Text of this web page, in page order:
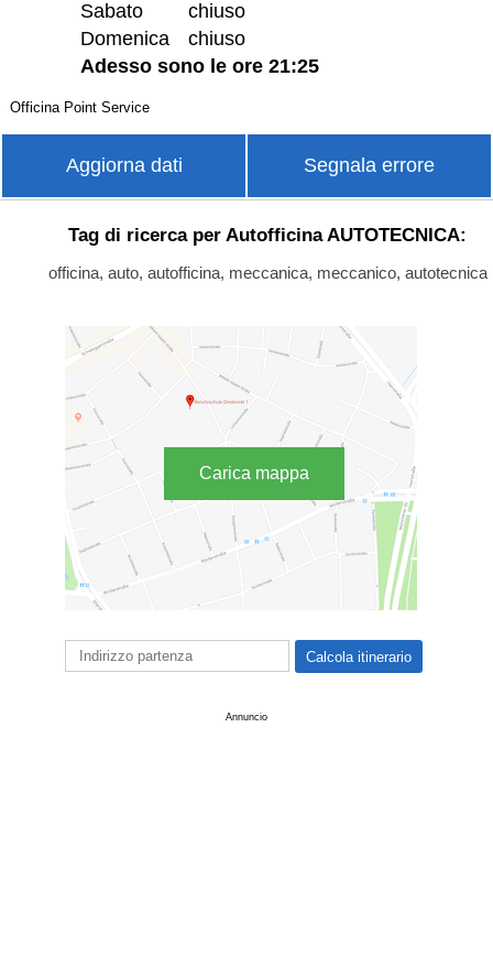
Sabato
chiuso
Domenica
chiuso
Adesso sono le ore 21:25
Officina Point Service
Aggiorna dati Segnala errore
Tag di ricerca per Autofficina AUTOTECNICA:
officina, auto, autofficina, meccanica, meccanico, autotecnica
Carica mappa
Annuncio